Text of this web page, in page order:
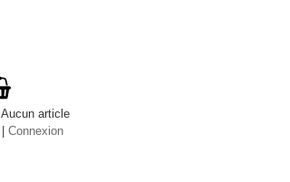
Aucun article
| Connexion